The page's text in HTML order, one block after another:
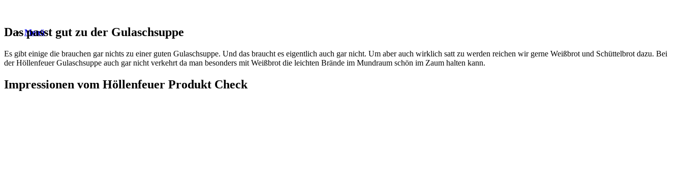
Menü
Das passt gut zu der Gulaschsuppe
Es gibt einige die brauchen gar nichts zu einer guten Gulaschsuppe. Und das braucht es eigentlich auch gar nicht. Um aber auch wirklich satt zu werden reichen wir gerne Weißbrot und Schüttelbrot dazu. Bei
der Höllenfeuer Gulaschsuppe auch gar nicht verkehrt da man besonders mit Weißbrot die leichten Brände im Mundraum schön im Zaum halten kann.
Impressionen vom Höllenfeuer Produkt Check